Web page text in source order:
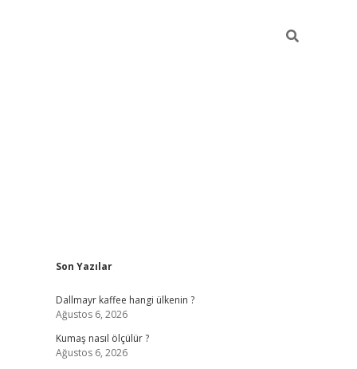
Sidebar
Son Yazılar
Dallmayr kaffee hangi ülkenin ?
Ağustos 6, 2026
Kumaş nasıl ölçülür ?
Ağustos 6, 2026